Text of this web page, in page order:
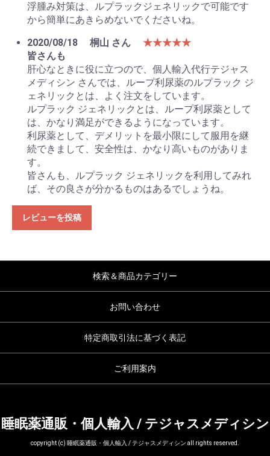
浮腫み対策は、ルプラックジェネリックで可能です
から簡単にあきらめないでくださいね。
2020/08/18
桐山 さん
★★★★★
皆さんも
肝心なときに役に立つので、個人輸入代行テジャス
メディシン さんでは、ループ利尿薬のルプラック ジ
ェネリックとは、よく注文をしています。
ルプラック ジェネリックとは、ループ利尿薬として
は、かなり満足ができるようになっています。
利尿薬として、デメリットを最小限にして服用を継
続できまして、安全性は、かなり高いものがありま
す。
皆さんも、ルプラック ジェネリックを利用してみれ
ば、その良さが分かるものはあるでしょうね。
レビューを投稿
検索＆商品カテゴリー
お問い合わせ
特定商取引法に基づく表記
ご利用案内
睡眠薬通販・個人輸入 / テジャスメディシン
copyright (c) 睡眠薬通販・個人輸入 / テジャスメディシン all rights reserved.